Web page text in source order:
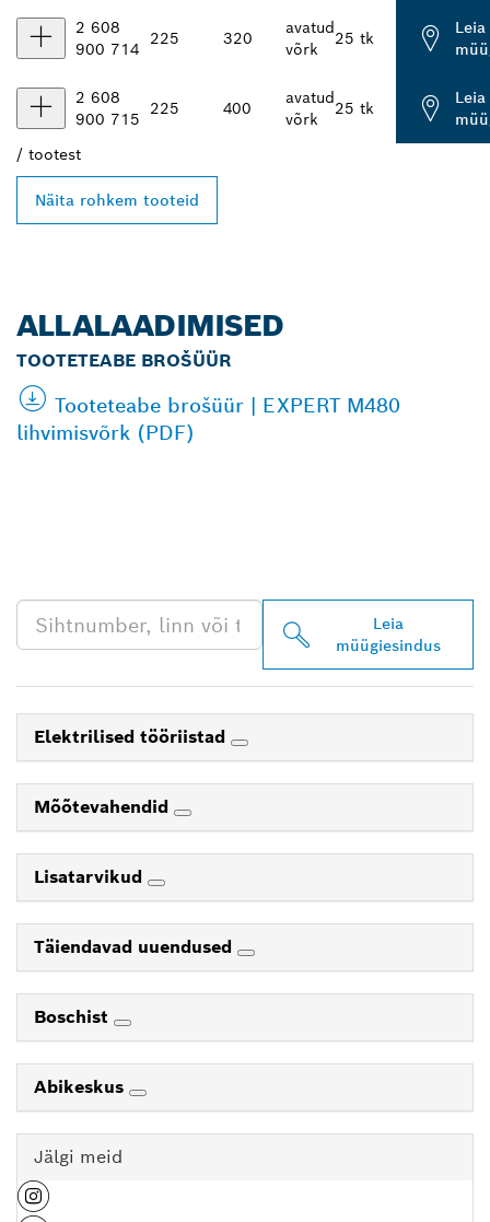
2 608
900 714
225 320
avatud
võrk
25 tk
Leia
2 608
900 715
225 400
avatud
võrk
25 tk
Leia
/ tootest
Näita rohkem tooteid
ALLALAADIMISED
TOOTETEABE BROŠÜÜR
Tooteteabe brošüür | EXPERT M480
lihvimisvõrk (PDF)
Leia
müügiesindus
Elektrilised tööriistad
Mõõtevahendid
Lisatarvikud
Täiendavad uuendused
Boschist
Abikeskus
Jälgi meid